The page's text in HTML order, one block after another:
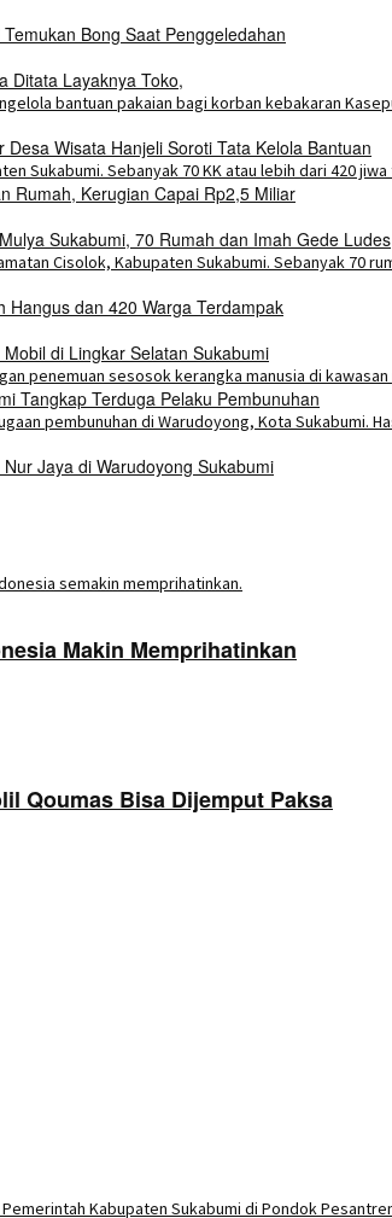
Bong Saat Penggeledahan
Ditata Layaknya Toko,
Wisata Hanjeli Soroti Tata Kelola Bantuan
Rumah, Kerugian Capai Rp2,5 Miliar
Sukabumi, 70 Rumah dan Imah Gede Ludes
Hangus dan 420 Warga Terdampak
di Lingkar Selatan Sukabumi
Tangkap Terduga Pelaku Pembunuhan
Jaya di Warudoyong Sukabumi
Makin Memprihatinkan
Qoumas Bisa Dijemput Paksa